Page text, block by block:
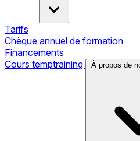
Tarifs
Chèque annuel de formation
Financements
Cours temptraining
À propos de